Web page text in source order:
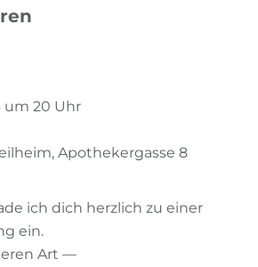
um 20 Uhr
Apothekergasse 8
ich dich herzlich zu einer
ein.
Art —